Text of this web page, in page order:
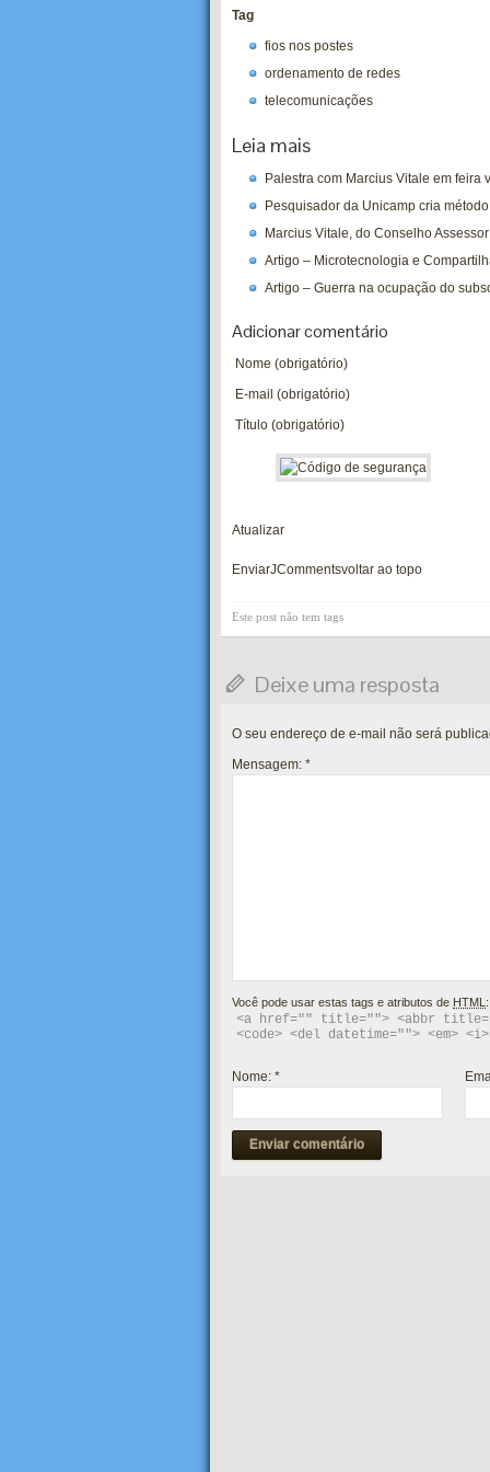
Tag
fios nos postes
ordenamento de redes
telecomunicações
Leia mais
Palestra com Marcius Vitale em feira
Pesquisador da Unicamp cria
Marcius Vitale, do Conselho
Artigo – Microtecnologia e
Artigo – Guerra na ocupação do
Adicionar comentário
Nome (obrigatório)
E-mail (obrigatório)
Título (obrigatório)
Atualizar
EnviarJCommentsvoltar ao topo
Este post não tem tags
Deixe uma resposta
O seu endereço de e-mail não será
Mensagem: *
Você pode usar estas tags e atributos de HTML :
<a href="" title=""> <abbr
<code> <del datetime=""> <em>
Nome: *